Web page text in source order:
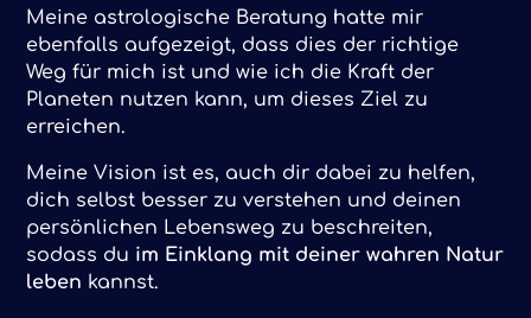
Meine astrologische Beratung hatte mir
ebenfalls aufgezeigt, dass dies der richtige
Weg für mich ist und wie ich die Kraft der
Planeten nutzen kann, um dieses Ziel zu
erreichen.
Meine Vision ist es, auch dir dabei zu helfen,
dich selbst besser zu verstehen und deinen
persönlichen Lebensweg zu beschreiten,
sodass du im Einklang mit deiner wahren Natur
leben kannst.